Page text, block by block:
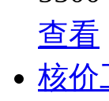
查看
核价